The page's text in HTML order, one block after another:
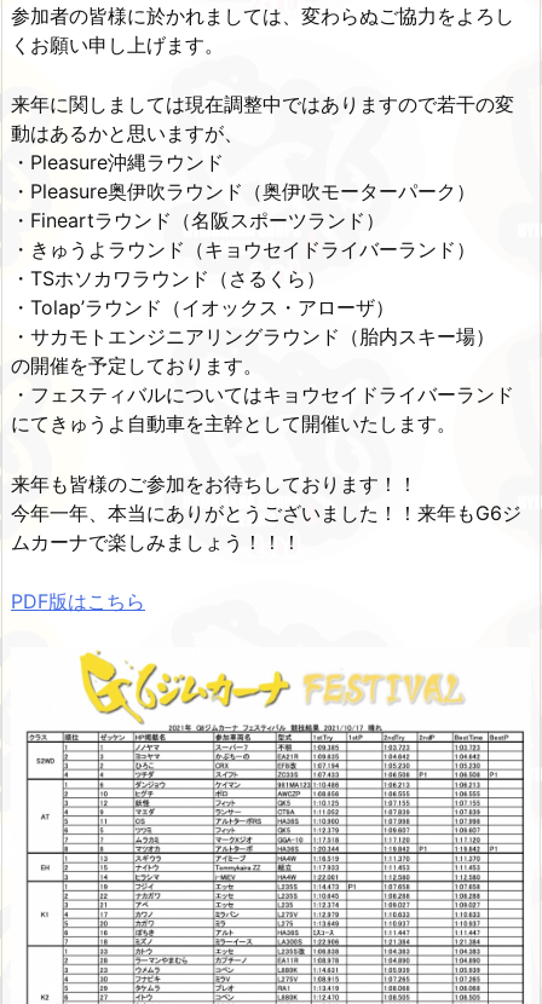
参加者の皆様に於かれましては、変わらぬご協力をよろし
くお願い申し上げます。
来年に関しましては現在調整中ではありますので若干の変
動はあるかと思いますが、
・Pleasure沖縄ラウンド
・Pleasure奥伊吹ラウンド（奥伊吹モーターパーク）
・Fineartラウンド（名阪スポーツランド）
・きゅうよラウンド（キョウセイドライバーランド）
・TSホソカワラウンド（さるくら）
・Tolap’ラウンド（イオックス・アローザ）
・サカモトエンジニアリングラウンド（胎内スキー場）
の開催を予定しております。
・フェスティバルについてはキョウセイドライバーランド
にてきゅうよ自動車を主幹として開催いたします。
来年も皆様のご参加をお待ちしております！！
今年一年、本当にありがとうございました！！来年もG6ジ
ムカーナで楽しみましょう！！！
PDF版はこちら